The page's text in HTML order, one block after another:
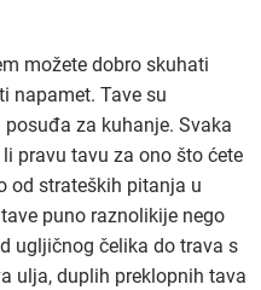
možete dobro skuhati
napamet. Tave su
za kuhanje. Svaka
pravu tavu za ono što ćete
od strateških pitanja u
puno raznolikije nego
ugljičnog čelika do trava s
ulja, duplih preklopnih tava